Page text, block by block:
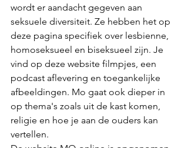
wordt er aandacht gegeven aan
seksuele diversiteit. Ze hebben het op
deze pagina specifiek over lesbienne,
homoseksueel en biseksueel zijn. Je
vind op deze website filmpjes, een
podcast aflevering en toegankelijke
afbeeldingen. Mo gaat ook dieper in
op thema's zoals uit de kast komen,
religie en hoe je aan de ouders kan
vertellen.